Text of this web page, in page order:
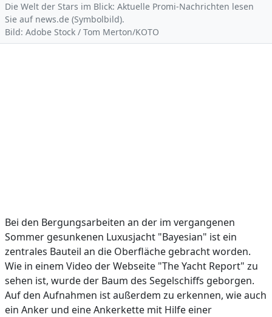
Die Welt der Stars im Blick: Aktuelle Promi-Nachrichten lesen
Sie auf news.de (Symbolbild).
Bild: Adobe Stock / Tom Merton/KOTO
Bei den Bergungsarbeiten an der im vergangenen
Sommer gesunkenen Luxusjacht "Bayesian" ist ein
zentrales Bauteil an die Oberfläche gebracht worden.
Wie in einem Video der Webseite "The Yacht Report" zu
sehen ist, wurde der Baum des Segelschiffs geborgen.
Auf den Aufnahmen ist außerdem zu erkennen, wie auch
ein Anker und eine Ankerkette mit Hilfe einer